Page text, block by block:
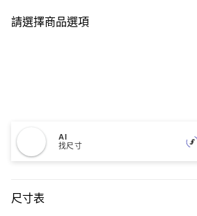
請選擇商品選項
AI
找尺寸
尺寸表